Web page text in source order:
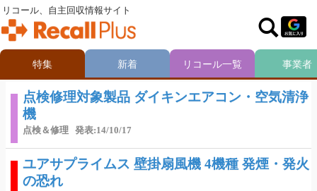
点検修理対象製品 ダイキンエアコン・空気清浄
機
点検＆修理 発表:14/10/17
ユアサプライムス 壁掛扇風機 4機種 発煙・発火
の恐れ
リコール、自主回収情報サイト
特集 新着 リコール一覧 事業者